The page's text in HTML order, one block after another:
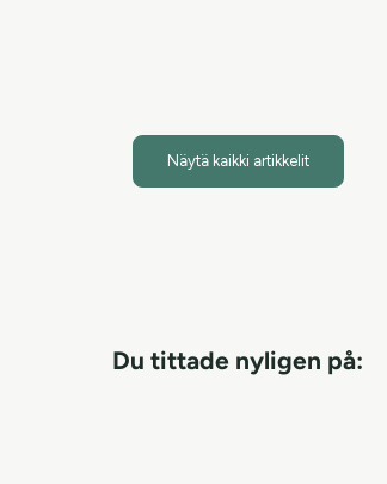
Näytä kaikki artikkelit
Du tittade nyligen på: